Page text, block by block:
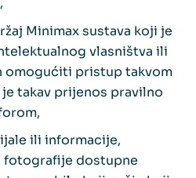
Minimax sustava koji je
vlasništva ili
omogućiti pristup takvom
takav prijenos pravilno
ili informacije,
fotografije dostupne